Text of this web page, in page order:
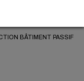
BÂTIMENT PASSIF